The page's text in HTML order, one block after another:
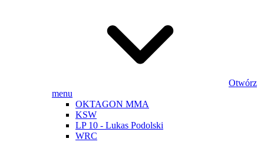
Otwórz
menu
OKTAGON MMA
KSW
LP 10 - Lukas Podolski
WRC